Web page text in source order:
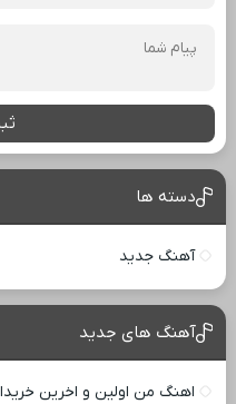
دسته ها
آهنگ جدید
آهنگ های جدید
اهنگ من اولین و اخرین